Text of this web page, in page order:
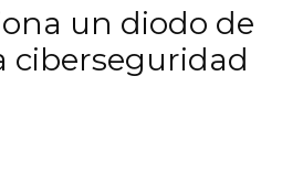
un diodo de
ciberseguridad